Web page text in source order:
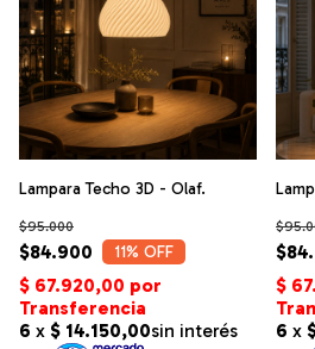
Lampara Techo 3D - Olaf.
$84.900
$95.000
11% OFF